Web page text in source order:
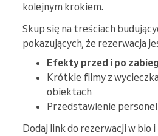
kolejnym krokiem.
Skup się na treściach
pokazujących, że rezerwacja
Efekty przed i po
Krótkie filmy z
obiektach
Przedstawienie
Dodaj link do rezerwacji w bio